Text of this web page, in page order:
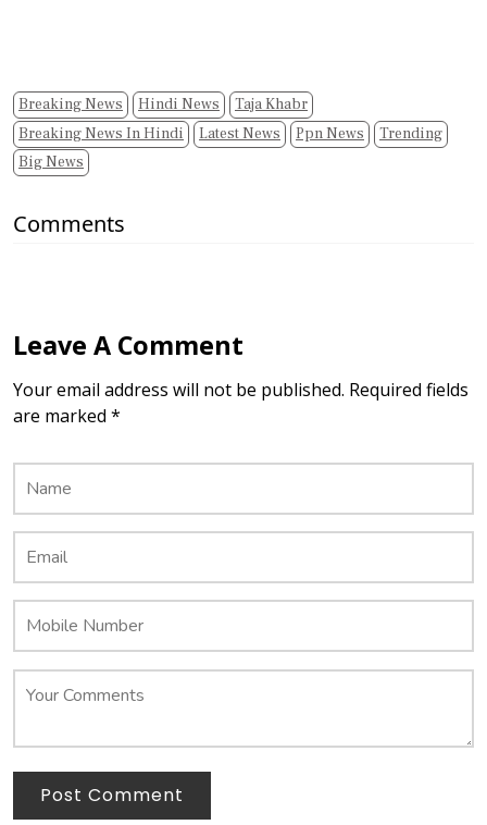
Breaking News Hindi News
Taja Khabr
Breaking News In Hindi
Latest News Ppn News
Trending
Big News
Comments
Leave A Comment
Your email address will not be published. Required fields
are marked *
Post Comment